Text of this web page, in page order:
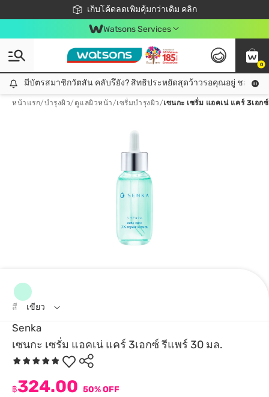
เก็บโค้ดลดเพิ่มคุ้มกว่าเดิม คลิก
ชอปออนไลน์ครั้งแรก ลดเพิ่มจุก ๆ 10%! 🎉
📦ส่งฟรี! เมื่อชอป 499฿
สมาชิกวัตสัน คลับดียังไง?
Watsons Services
0
มีบัตรสมาชิกวัตสัน คลับรึยัง? สิทธิประหยัดสุดว้าวรอคุณอยู่ ชอปคุ้มกว่าเดิม คลิก!
มีบัตรสมาชิกวัตสัน คลับรึยัง? สิทธิประหยัดสุดว้าวรอคุณอยู่ ชอปคุ้มก
หน้าแรก/บำรุงผิว/ ดูแลผิวหน้า/เซรั่มบำรุงผิว/เซนกะ เซรั่ม แอคเน่ แคร์ 3เอก
Senka
เซนกะ เซรั่ม แอคเน่ แคร์ 3เอกซ์ รีแพร์ 30 มล.
฿324.00 50% OFF
สี เขียว